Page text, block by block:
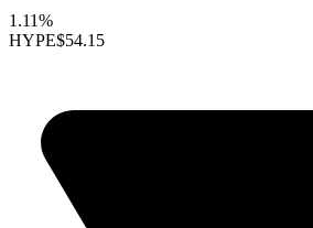
1.11%
HYPE$54.15